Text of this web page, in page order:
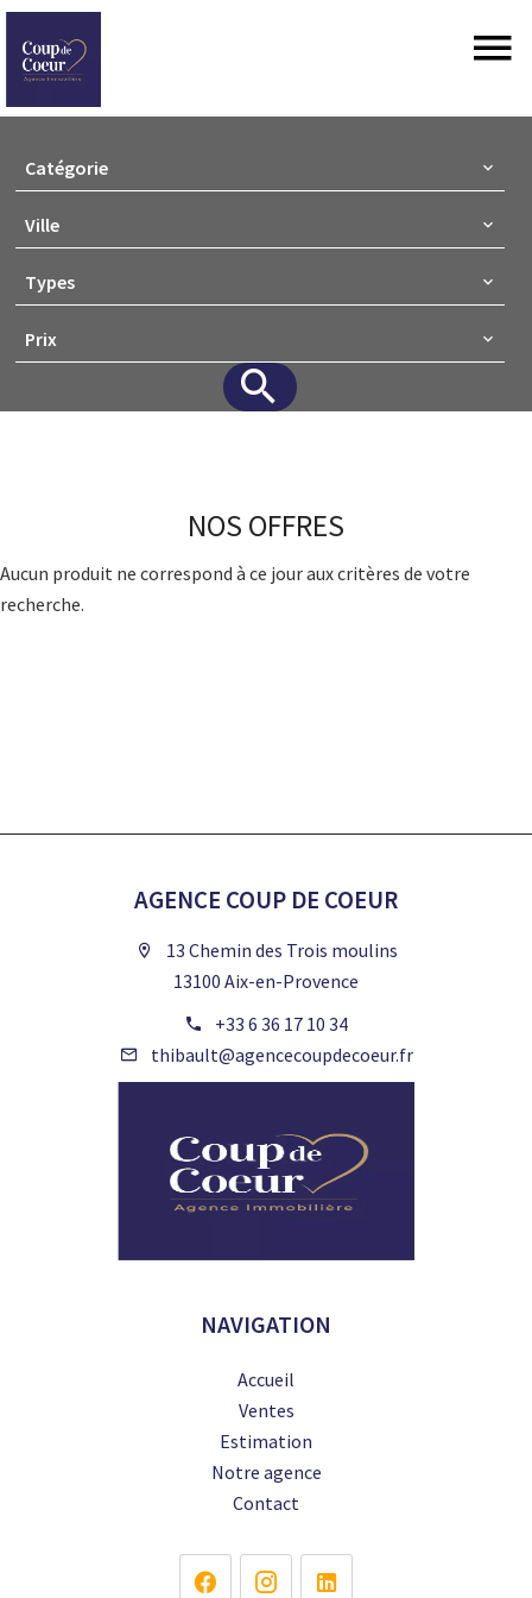
Catégorie
Ville
Types
Prix
NOS OFFRES
Aucun produit ne correspond à ce jour aux critères de votre
recherche.
AGENCE COUP DE COEUR
13 Chemin des Trois moulins
13100 Aix-en-Provence
+33 6 36 17 10 34
thibault@agencecoupdecoeur.fr
NAVIGATION
Accueil
Ventes
Estimation
Notre agence
Contact